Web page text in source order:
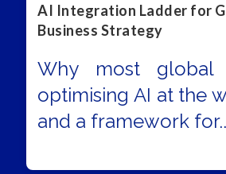
AI Integration Ladder for
Business Strategy
Why most global
optimising AI at the
and a framework